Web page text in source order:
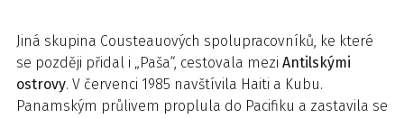
Jiná skupina Cousteauových spolupracovníků, ke které
se později přidal i „Paša“, cestovala mezi Antilskými
ostrovy. V červenci 1985 navštívila Haiti a Kubu.
Panamským průlivem proplula do Pacifiku a zastavila se